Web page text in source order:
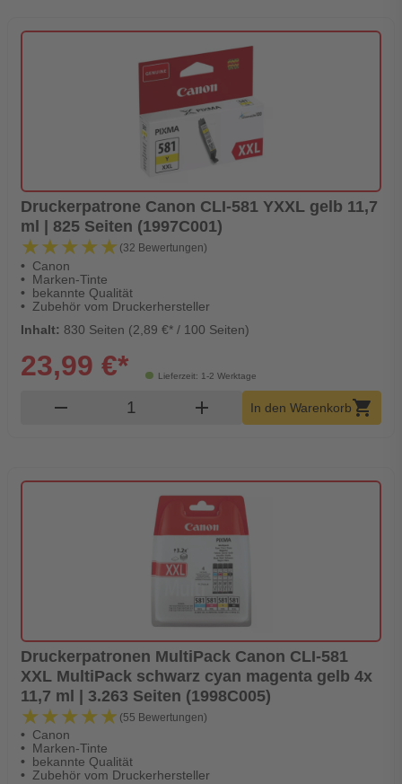
Druckerpatrone Canon CLI-581 YXXL gelb 11,7
ml | 825 Seiten (1997C001)
★★★★★
★★★★★ (32 Bewertungen)
Canon
Marken-Tinte
bekannte Qualität
Zubehör vom Druckerhersteller
Inhalt: 830 Seiten (2,89 €* / 100 Seiten)
Lieferzeit: 1-2 Werktage
23,99 €*
remove Produkt Warenkorb Menge
add In den Warenkorbshopping_cart
Druckerpatronen MultiPack Canon CLI-581
XXL MultiPack schwarz cyan magenta gelb 4x
11,7 ml | 3.263 Seiten (1998C005)
★★★★★
★★★★★ (55 Bewertungen)
Canon
Marken-Tinte
bekannte Qualität
Zubehör vom Druckerhersteller